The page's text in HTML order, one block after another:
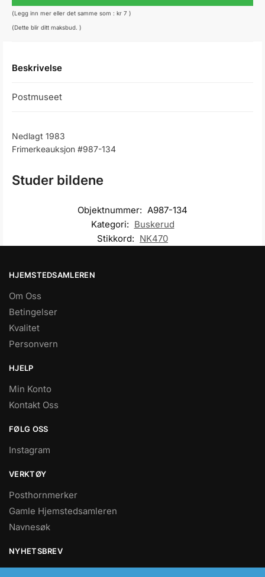
(Legg inn mer eller det samme som : kr 7 )
(Dette blir ditt maksbud. )
Beskrivelse
Postmuseet
Nedlagt 1983
Frimerkeauksjon #987-134
Studer bildene
Objektnummer: A987-134
Kategori: Buskerud
Stikkord: NK470
HJEMSTEDSAMLEREN
Om Oss
Betingelser
Kvalitet
Personvern
HJELP
Min Konto
Kontakt Oss
FØLG OSS
Instagram
VERKTØY
Posthornmerker
Gamle Hjemstedsamleren
Navnesøk
NYHETSBREV